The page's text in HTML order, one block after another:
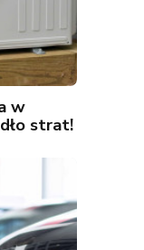
w
strat!